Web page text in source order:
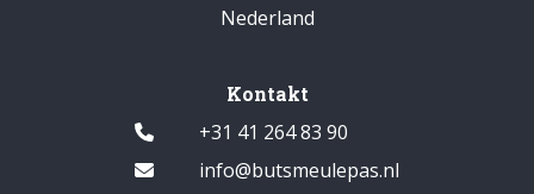
Nederland
Kontakt
+31 41 264 83 90
info@butsmeulepas.nl